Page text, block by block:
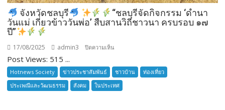
385
ห้วง
เวลา
มีนาคม
๒๕๖๙
ณ
จังหวัดชลบุรี
“ชลบุรีจัดกิจกรรม ‘ดำนา
วันแม่ เกี่ยวข้าววันพ่อ’ สืบสานวิถีชาวนา ครบรอบ ๑๗
ปี”
17/08/2025 admin3 ปิดความเห็น
จังหวัด
ชลบุรี
Post Views: 515 ...
Hotnews Society ข่าวประชาสัมพันธ์ ชาวบ้าน
ท่องเที่ยว
ประเพณีและวัฒนธรรม
สังคม ในประเทศ